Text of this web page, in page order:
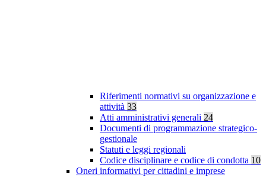
Riferimenti normativi su organizzazione e
attività 33
Atti amministrativi generali 24
Documenti di programmazione strategico-
gestionale
Statuti e leggi regionali
Codice disciplinare e codice di condotta 10
Oneri informativi per cittadini e imprese